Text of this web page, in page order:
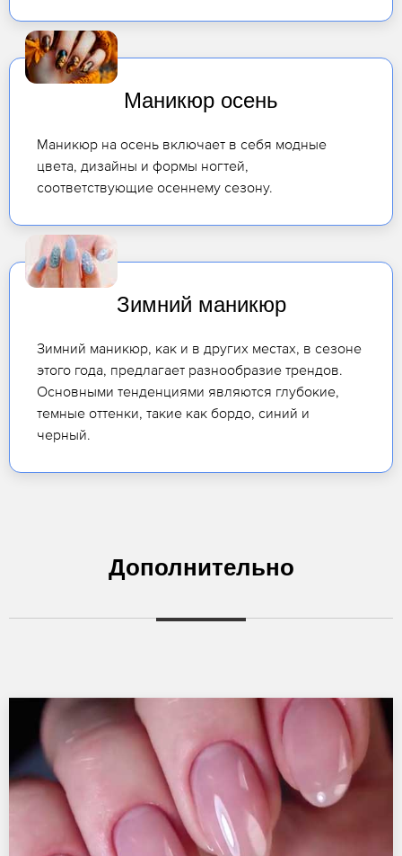
Маникюр осень
Маникюр на осень включает в себя модные
цвета, дизайны и формы ногтей,
соответствующие осеннему сезону.
Зимний маникюр
Зимний маникюр, как и в других местах, в сезоне
этого года, предлагает разнообразие трендов.
Основными тенденциями являются глубокие,
темные оттенки, такие как бордо, синий и
черный.
Дополнительно